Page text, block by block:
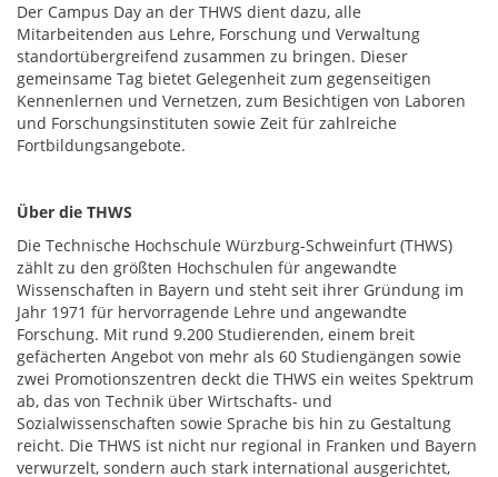
Der Campus Day an der THWS dient dazu, alle
Mitarbeitenden aus Lehre, Forschung und Verwaltung
standortübergreifend zusammen zu bringen. Dieser
gemeinsame Tag bietet Gelegenheit zum gegenseitigen
Kennenlernen und Vernetzen, zum Besichtigen von Laboren
und Forschungsinstituten sowie Zeit für zahlreiche
Fortbildungsangebote.
Über die THWS
Die Technische Hochschule Würzburg-Schweinfurt (THWS)
zählt zu den größten Hochschulen für angewandte
Wissenschaften in Bayern und steht seit ihrer Gründung im
Jahr 1971 für hervorragende Lehre und angewandte
Forschung. Mit rund 9.200 Studierenden, einem breit
gefächerten Angebot von mehr als 60 Studiengängen sowie
zwei Promotionszentren deckt die THWS ein weites Spektrum
ab, das von Technik über Wirtschafts- und
Sozialwissenschaften sowie Sprache bis hin zu Gestaltung
reicht. Die THWS ist nicht nur regional in Franken und Bayern
verwurzelt, sondern auch stark international ausgerichtet,